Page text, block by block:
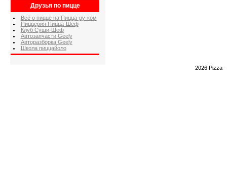
Друзья по пицце
Всё о пицце на Пицца-ру-ком
Пиццерия Пицца-Шеф
Клуб Суши-Шеф
Автозапчасти Geely
Авторазборка Geely
Школа пиццайоло
2026 Pizza